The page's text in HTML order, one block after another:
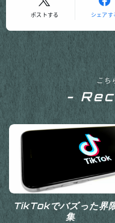
ポストする シェアす
こ
-
TikTokでバズった界
集